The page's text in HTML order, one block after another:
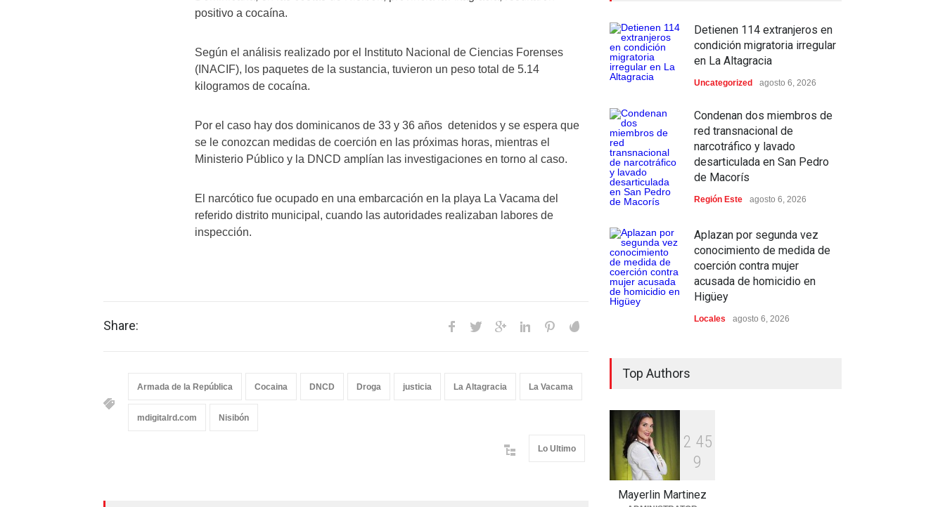
positivo a cocaína.
Según el análisis realizado por el Instituto Nacional de Ciencias Forenses
(INACIF), los paquetes de la sustancia, tuvieron un peso total de 5.14
kilogramos de cocaína.
Por el caso hay dos dominicanos de 33 y 36 años detenidos y se espera que
se le conozcan medidas de coerción en las próximas horas, mientras el
Ministerio Público y la DNCD amplían las investigaciones en torno al caso.
El narcótico fue ocupado en una embarcación en la playa La Vacama del
referido distrito municipal, cuando las autoridades realizaban labores de
inspección.
Share:
Armada de la República Cocaina DNCD Droga justicia La Altagracia La Vacama
mdigitalrd.com Nisibón
Lo Ultimo
Detienen 114 extranjeros en
condición migratoria irregular
en La Altagracia
Uncategorized agosto 6, 2026
Condenan dos miembros de
red transnacional de
narcotráfico y lavado
desarticulada en San Pedro
de Macorís
Región Este agosto 6, 2026
Aplazan por segunda vez
conocimiento de medida de
coerción contra mujer
acusada de homicidio en
Higüey
Locales agosto 6, 2026
Encuentran hombre sin vida
en plena vía pública de
Top Authors
2 45
9
Mayerlin Martinez